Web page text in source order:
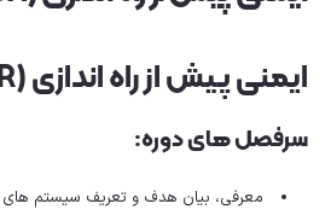
ایمنی پیش از راه اندازی (PSSR)
سرفصل های دوره:
معرفی، بیان هدف و تعریف سیستم های